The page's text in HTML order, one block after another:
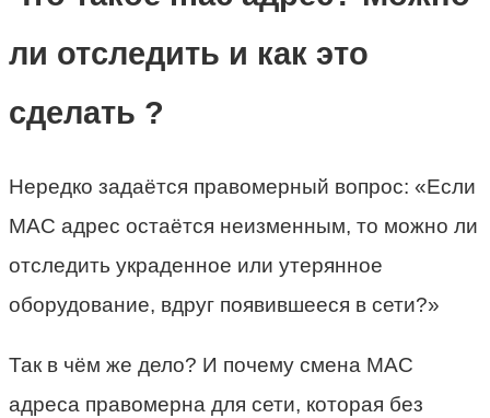
ли отследить и как это
сделать ?
Нередко задаётся правомерный вопрос: «Если
MAC адрес остаётся неизменным, то можно ли
отследить украденное или утерянное
оборудование, вдруг появившееся в сети?»
Так в чём же дело? И почему смена MAC
адреса правомерна для сети, которая без